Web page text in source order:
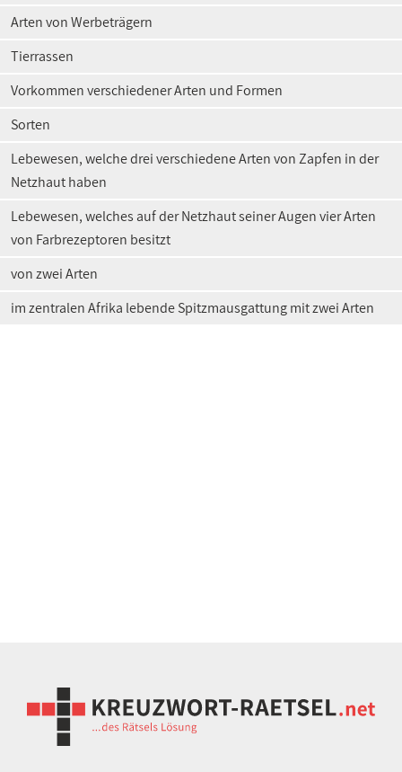
Arten von Werbeträgern
Tierrassen
Vorkommen verschiedener Arten und Formen
Sorten
Lebewesen, welche drei verschiedene Arten von Zapfen in der
Netzhaut haben
Lebewesen, welches auf der Netzhaut seiner Augen vier Arten
von Farbrezeptoren besitzt
von zwei Arten
im zentralen Afrika lebende Spitzmausgattung mit zwei Arten